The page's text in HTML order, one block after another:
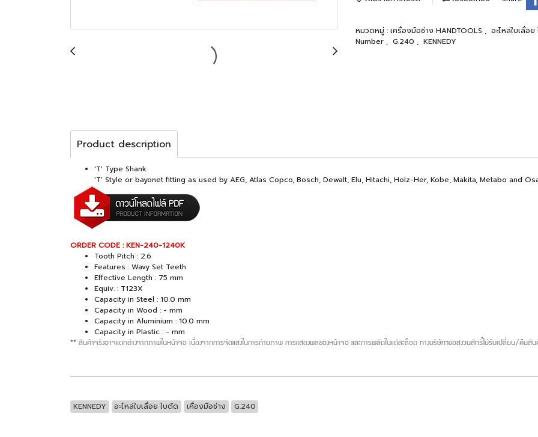
หมวดหมู่ : เครื่องมือช่าง HANDTOOLS , อะไหล่ใบเลื่อ
Number , G.240 , KENNEDY
Product description
'T' Type Shank
'T' Style or bayonet fitting as used by AEG, Atlas Copco, Bosch, Dewalt, Elu, Hitachi, Holz-Her, Kobe, Makita, Metabo and
ORDER CODE : KEN-240-1240K
Tooth Pitch : 2.6
Features : Wavy Set Teeth
Effective Length : 75 mm
Equiv. : T123X
Capacity in Steel : 10.0 mm
Capacity in Wood : - mm
Capacity in Aluminium : 10.0 mm
Capacity in Plastic : - mm
** สินค้าจริงอาจแตกต่างจากภาพในหน้าจอ เนื่องจากการจัดแสงในการถ่ายภาพ การแสดงผลของหน้าจอ และการผลิตในแต่ละล็อต ทางบริษัทฯขอสงวนสิทธิ์ไม่รับเปลี่ยน/คืนสิน
KENNEDY อะไหล่ใบเลื่อย ใบตัด เคื่องมือช่าง G.240